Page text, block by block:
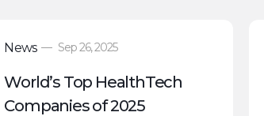
News — Sep 26, 2025
World’s Top HealthTech
Companies of 2025